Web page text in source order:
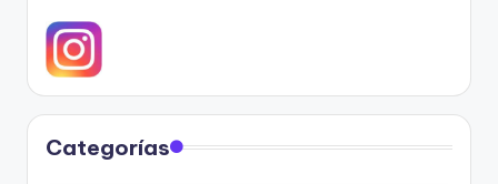
Categorías